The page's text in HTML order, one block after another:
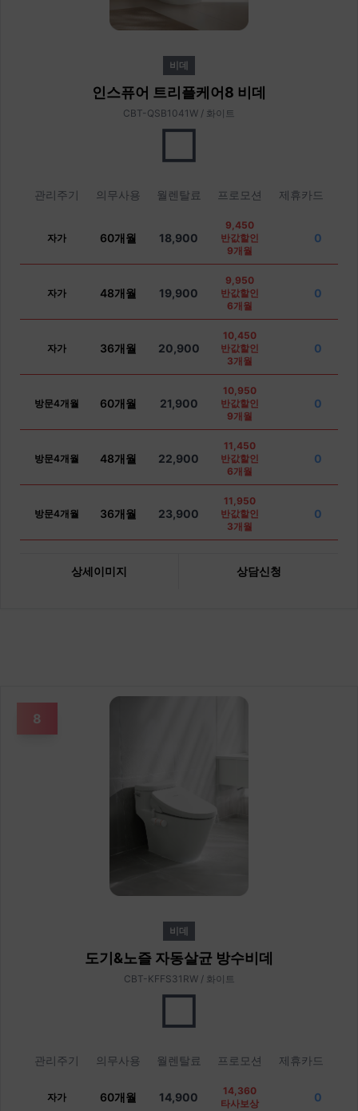
비데
인스퓨어 트리플케어8 비데
CBT-QSB1041W / 화이트
관리주기 의무사용 월렌탈료 프로모션 제휴카드
자가 60개월 18,900
9,450
반값할인
9개월
0
자가 48개월 19,900
9,950
반값할인
6개월
0
자가 36개월 20,900
10,450
반값할인
3개월
0
방문4개월 60개월 21,900
10,950
반값할인
9개월
0
방문4개월 48개월 22,900
11,450
반값할인
6개월
0
방문4개월 36개월 23,900
11,950
반값할인
3개월
0
상세이미지 상담신청
8
비데
도기&노즐 자동살균 방수비데
CBT-KFFS31RW / 화이트
관리주기 의무사용 월렌탈료 프로모션 제휴카드
자가 60개월 14,900
14,360
타사보상
0